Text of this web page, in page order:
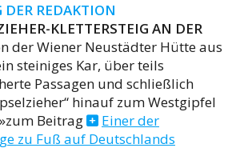
REDAKTION
KLETTERSTEIG AN DER
der Wiener Neustädter Hütte aus
steiniges Kar, über teils
Passagen und schließlich
hinauf zum Westgipfel
Beitrag
Einer der
zu Fuß auf Deutschlands